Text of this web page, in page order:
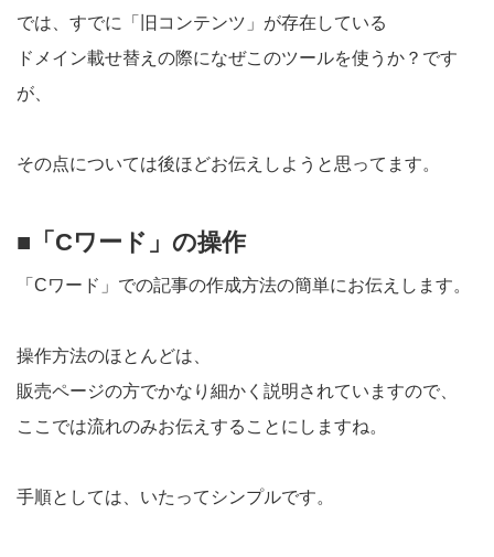
では、すでに「旧コンテンツ」が存在している
ドメイン載せ替えの際になぜこのツールを使うか？です
が、
その点については後ほどお伝えしようと思ってます。
■「Cワード」の操作
「Cワード」での記事の作成方法の簡単にお伝えします。
操作方法のほとんどは、
販売ページの方でかなり細かく説明されていますので、
ここでは流れのみお伝えすることにしますね。
手順としては、いたってシンプルです。